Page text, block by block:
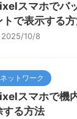
スマホでバ
トで表示する
2025/10/8
ネットワーク
スマホで機
する方法